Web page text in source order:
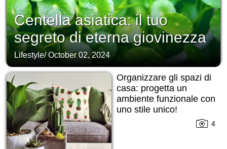
Centella asiatica: il tuo
segreto di eterna giovinezza
Lifestyle/October 02, 2024
Organizzare gli spazi di
casa: progetta un
ambiente funzionale con
uno stile unico!
4